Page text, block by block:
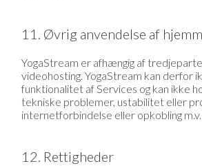
11. Øvrig anvendelse af
YogaStream er afhængig af
videohosting. YogaStream kan derfor
funktionalitet af Services og kan ikke
tekniske problemer, ustabilitet eller
internetforbindelse eller opkobling m.v.
12. Rettigheder